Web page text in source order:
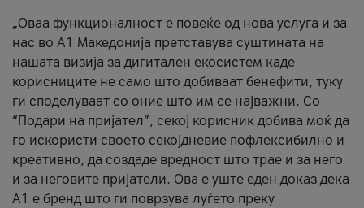
„Оваа функционалност е повеќе од нова услуга и за
нас во А1 Македонија претставува суштината на
нашата визија за дигитален екосистем каде
корисниците не само што добиваат бенефити, туку
ги споделуваат со оние што им се најважни. Со
“Подари на пријател”, секој корисник добива моќ да
го искористи своето секојдневие пофлексибилно и
креативно, да создаде вредност што трае и за него
и за неговите пријатели. Ова е уште еден доказ дека
А1 е бренд што ги поврзува луѓето преку